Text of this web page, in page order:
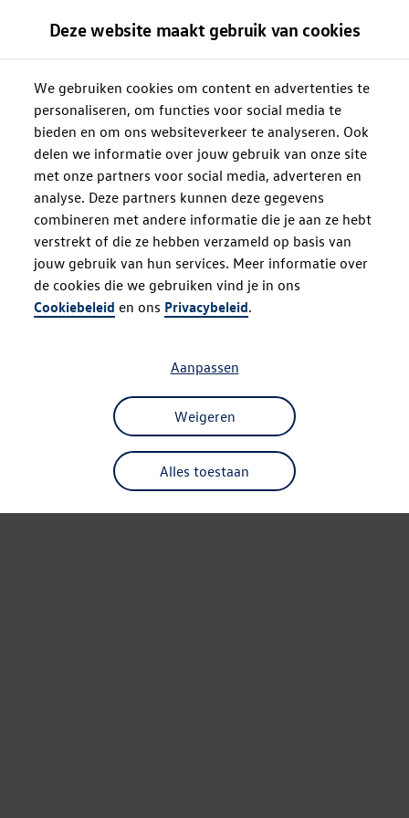
Deze website maakt gebruik van cookies
We gebruiken cookies om content en advertenties te
personaliseren, om functies voor social media te
bieden en om ons websiteverkeer te analyseren. Ook
delen we informatie over jouw gebruik van onze site
met onze partners voor social media, adverteren en
analyse. Deze partners kunnen deze gegevens
combineren met andere informatie die je aan ze hebt
verstrekt of die ze hebben verzameld op basis van
jouw gebruik van hun services. Meer informatie over
de cookies die we gebruiken vind je in ons
Cookiebeleid en ons Privacybeleid.
Alles toestaan
Weigeren
Aanpassen
Oops!
Something went wrong. Please try
refreshing the app
Refresh